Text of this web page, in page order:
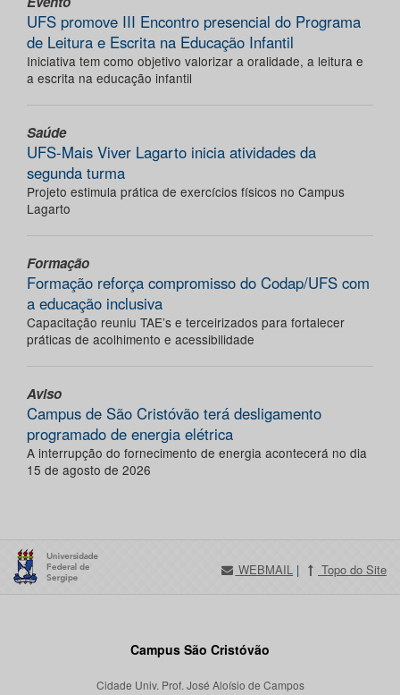
UFS promove III Encontro presencial do Programa
de Leitura e Escrita na Educação Infantil
Iniciativa tem como objetivo valorizar a oralidade, a leitura e
a escrita na educação infantil
Saúde
UFS-Mais Viver Lagarto inicia atividades da
segunda turma
Projeto estimula prática de exercícios físicos no Campus
Lagarto
Formação
Formação reforça compromisso do Codap/UFS com
a educação inclusiva
Capacitação reuniu TAE’s e terceirizados para fortalecer
práticas de acolhimento e acessibilidade
Aviso
Campus de São Cristóvão terá desligamento
programado de energia elétrica
A interrupção do fornecimento de energia acontecerá no dia
15 de agosto de 2026
WEBMAIL | Topo do Site
Campus São Cristóvão
Cidade Univ. Prof. José Aloísio de Campos